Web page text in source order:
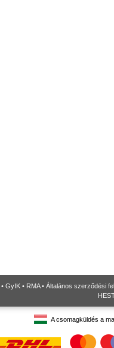
• GyIK • RMA• Általános szerződési
A csomagküldés a